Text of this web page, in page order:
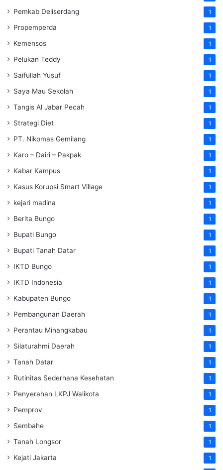
Pemkab Deliserdang 1
Propemperda 1
Kemensos 1
Pelukan Teddy 1
Saifullah Yusuf 1
Saya Mau Sekolah 1
Tangis Al Jabar Pecah 1
Strategi Diet 1
PT. Nikomas Gemilang 1
Karo – Dairi – Pakpak 1
Kabar Kampus 1
Kasus Korupsi Smart Village 1
kejari madina 1
Berita Bungo 1
Bupati Bungo 1
Bupati Tanah Datar 1
IKTD Bungo 1
IKTD Indonesia 1
Kabupaten Bungo 1
Pembangunan Daerah 1
Perantau Minangkabau 1
Silaturahmi Daerah 1
Tanah Datar 1
Rutinitas Sederhana Kesehatan 1
Penyerahan LKPJ Walikota 1
Pemprov 1
Sembahe 1
Tanah Longsor 1
Kejati Jakarta 1